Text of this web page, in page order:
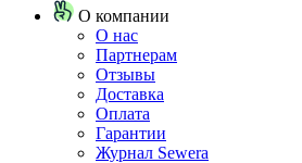
О компании
О нас
Партнерам
Отзывы
Доставка
Оплата
Гарантии
Журнал Sewera